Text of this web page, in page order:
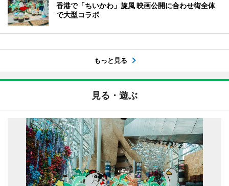
香港で「ちいかわ」旋風 映画公開に合わせ街全体
で大型コラボ
もっと見る
見る・遊ぶ